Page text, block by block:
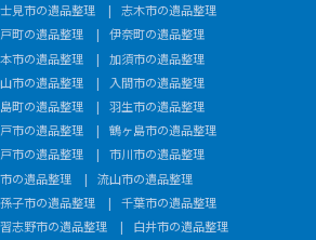
見市の遺品整理
志木市の遺品整理
町の遺品整理
伊奈町の遺品整理
市の遺品整理
加須市の遺品整理
市の遺品整理
入間市の遺品整理
町の遺品整理
羽生市の遺品整理
市の遺品整理
鶴ヶ島市の遺品整理
市の遺品整理
市川市の遺品整理
の遺品整理
流山市の遺品整理
子市の遺品整理
千葉市の遺品整理
習志野市の遺品整理
白井市の遺品整理